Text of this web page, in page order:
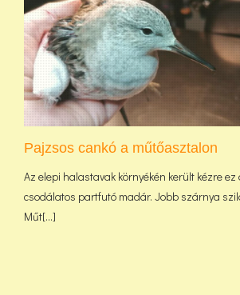
Pajzsos cankó a műtőasztalon
Az elepi halastavak környékén került kézre ez
csodálatos partfutó madár. Jobb szárnya
Műt[...]